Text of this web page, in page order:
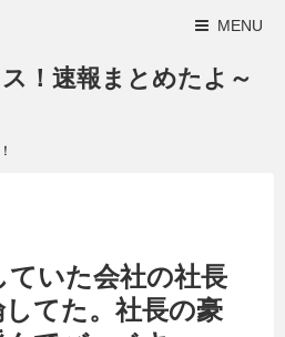
MENU
！速報まとめたよ～
ていた会社の社長
てた。社長の豪